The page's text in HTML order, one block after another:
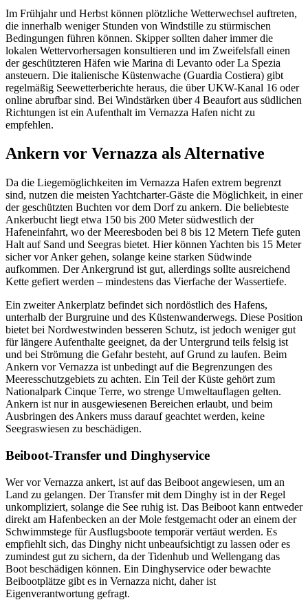
Im Frühjahr und Herbst können plötzliche Wetterwechsel auftreten,
die innerhalb weniger Stunden von Windstille zu stürmischen
Bedingungen führen können. Skipper sollten daher immer die
lokalen Wettervorhersagen konsultieren und im Zweifelsfall einen
der geschützteren Häfen wie Marina di Levanto oder La Spezia
ansteuern. Die italienische Küstenwache (Guardia Costiera) gibt
regelmäßig Seewetterberichte heraus, die über UKW-Kanal 16 oder
online abrufbar sind. Bei Windstärken über 4 Beaufort aus südlichen
Richtungen ist ein Aufenthalt im Vernazza Hafen nicht zu
empfehlen.
Ankern vor Vernazza als Alternative
Da die Liegemöglichkeiten im Vernazza Hafen extrem begrenzt
sind, nutzen die meisten Yachtcharter-Gäste die Möglichkeit, in einer
der geschützten Buchten vor dem Dorf zu ankern. Die beliebteste
Ankerbucht liegt etwa 150 bis 200 Meter südwestlich der
Hafeneinfahrt, wo der Meeresboden bei 8 bis 12 Metern Tiefe guten
Halt auf Sand und Seegras bietet. Hier können Yachten bis 15 Meter
sicher vor Anker gehen, solange keine starken Südwinde
aufkommen. Der Ankergrund ist gut, allerdings sollte ausreichend
Kette gefiert werden – mindestens das Vierfache der Wassertiefe.
Ein zweiter Ankerplatz befindet sich nordöstlich des Hafens,
unterhalb der Burgruine und des Küstenwanderwegs. Diese Position
bietet bei Nordwestwinden besseren Schutz, ist jedoch weniger gut
für längere Aufenthalte geeignet, da der Untergrund teils felsig ist
und bei Strömung die Gefahr besteht, auf Grund zu laufen. Beim
Ankern vor Vernazza ist unbedingt auf die Begrenzungen des
Meeresschutzgebiets zu achten. Ein Teil der Küste gehört zum
Nationalpark Cinque Terre, wo strenge Umweltauflagen gelten.
Ankern ist nur in ausgewiesenen Bereichen erlaubt, und beim
Ausbringen des Ankers muss darauf geachtet werden, keine
Seegraswiesen zu beschädigen.
Beiboot-Transfer und Dinghyservice
Wer vor Vernazza ankert, ist auf das Beiboot angewiesen, um an
Land zu gelangen. Der Transfer mit dem Dinghy ist in der Regel
unkompliziert, solange die See ruhig ist. Das Beiboot kann entweder
direkt am Hafenbecken an der Mole festgemacht oder an einem der
Schwimmstege für Ausflugsboote temporär vertäut werden. Es
empfiehlt sich, das Dinghy nicht unbeaufsichtigt zu lassen oder es
zumindest gut zu sichern, da der Tidenhub und Wellengang das
Boot beschädigen können. Ein Dinghyservice oder bewachte
Beibootplätze gibt es in Vernazza nicht, daher ist
Eigenverantwortung gefragt.